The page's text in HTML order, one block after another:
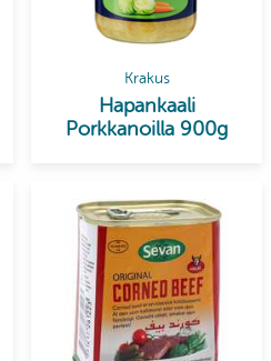
Krakus
Hapankaali
Porkkanoilla 900g